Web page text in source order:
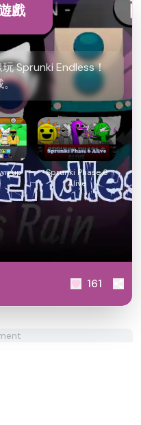
戲
Sprunki Endless！
。
up
Sprunki Phase 6
Alive
161